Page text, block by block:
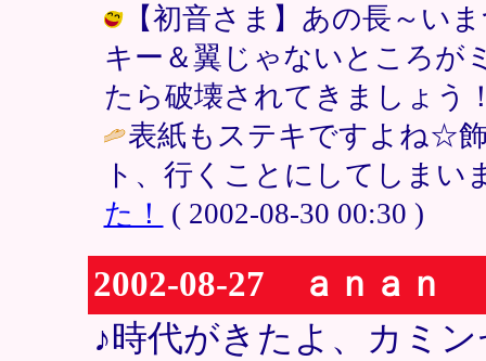
【初音さま】あの長～い
キー＆翼じゃないところが
たら破壊されてきましょう
表紙もステキですよね☆
ト、行くことにしてしまい
た！
( 2002-08-30 00:30 )
2002-08-27 ａｎａｎ
♪時代がきたよ、カミ